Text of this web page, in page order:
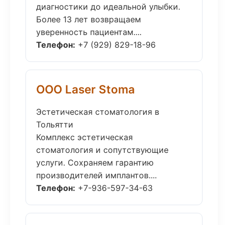
диагностики до идеальной улыбки.
Более 13 лет возвращаем
уверенность пациентам....
Телефон: +7 (929) 829-18-96
ООО Laser Stoma
Эстетическая стоматология в
Тольятти
Комплекс эстетическая
стоматология и сопутствующие
услуги. Сохраняем гарантию
производителей имплантов....
Телефон: +7-936-597-34-63